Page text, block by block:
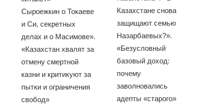
Сыроежкин о Токаеве
и Си, секретных
делах и о Масимове».
«Казахстан хвалят за
отмену смертной
казни и критикуют за
пытки и ограничения
свобод»
Казахстане снова
защищают семью
Назарбаевых?».
«Безусловный
базовый доход:
почему
заволновались
адепты «старого»